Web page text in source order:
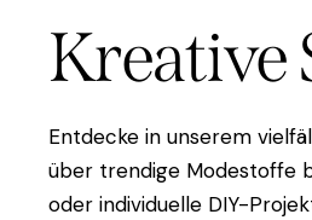
Kreative
Entdecke in unserem
über trendige Modestoffe
oder individuelle DIY-